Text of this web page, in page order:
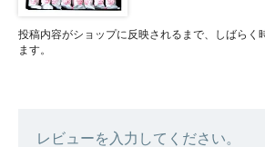
投稿内容がショップに反映されるまで、しばらく
ます。
レビューを入力してください。